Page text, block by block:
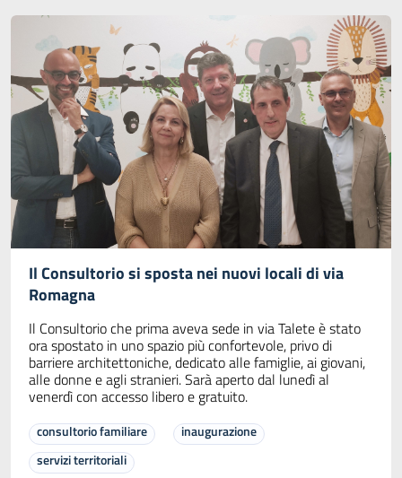
Il Consultorio si sposta nei nuovi locali di via
Romagna
Il Consultorio che prima aveva sede in via Talete è stato
ora spostato in uno spazio più confortevole, privo di
barriere architettoniche, dedicato alle famiglie, ai giovani,
alle donne e agli stranieri. Sarà aperto dal lunedì al
venerdì con accesso libero e gratuito.
consultorio familiare
inaugurazione
servizi territoriali